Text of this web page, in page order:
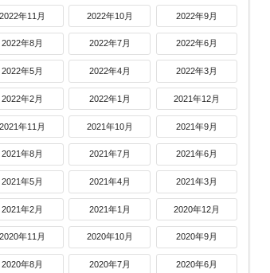
2022年11月 2022年10月 2022年9月
2022年8月 2022年7月 2022年6月
2022年5月 2022年4月 2022年3月
2022年2月 2022年1月 2021年12月
2021年11月 2021年10月 2021年9月
2021年8月 2021年7月 2021年6月
2021年5月 2021年4月 2021年3月
2021年2月 2021年1月 2020年12月
2020年11月 2020年10月 2020年9月
2020年8月 2020年7月 2020年6月